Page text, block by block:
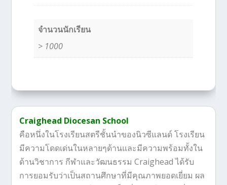
จำนวนนักเรียน
> 1000
Craighead Diocesan School
คือหนึ่งในโรงเรียนสตรีชั้นนำของนิวซีแลนด์ โรงเรียน
มีความโดดเด่นในหลายๆด้านและมีความพร้อมทั้งใน
ด้านวิชาการ กีฬาและวัฒนธรรม Craighead ได้รับ
การยอมรับว่าเป็นสถานศึกษาที่มีคุณภาพยอดเยี่ยม ผล